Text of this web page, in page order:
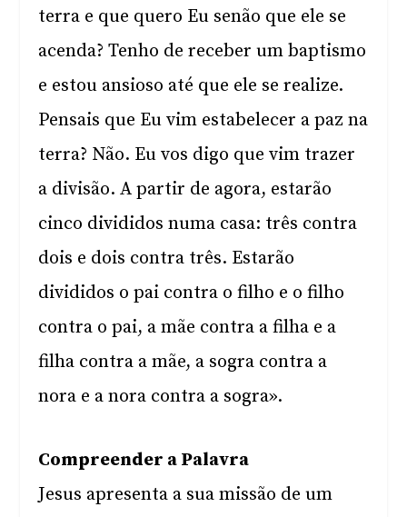
terra e que quero Eu senão que ele se
acenda? Tenho de receber um baptismo
e estou ansioso até que ele se realize.
Pensais que Eu vim estabelecer a paz na
terra? Não. Eu vos digo que vim trazer
a divisão. A partir de agora, estarão
cinco divididos numa casa: três contra
dois e dois contra três. Estarão
divididos o pai contra o filho e o filho
contra o pai, a mãe contra a filha e a
filha contra a mãe, a sogra contra a
nora e a nora contra a sogra».
Compreender a Palavra
Jesus apresenta a sua missão de um